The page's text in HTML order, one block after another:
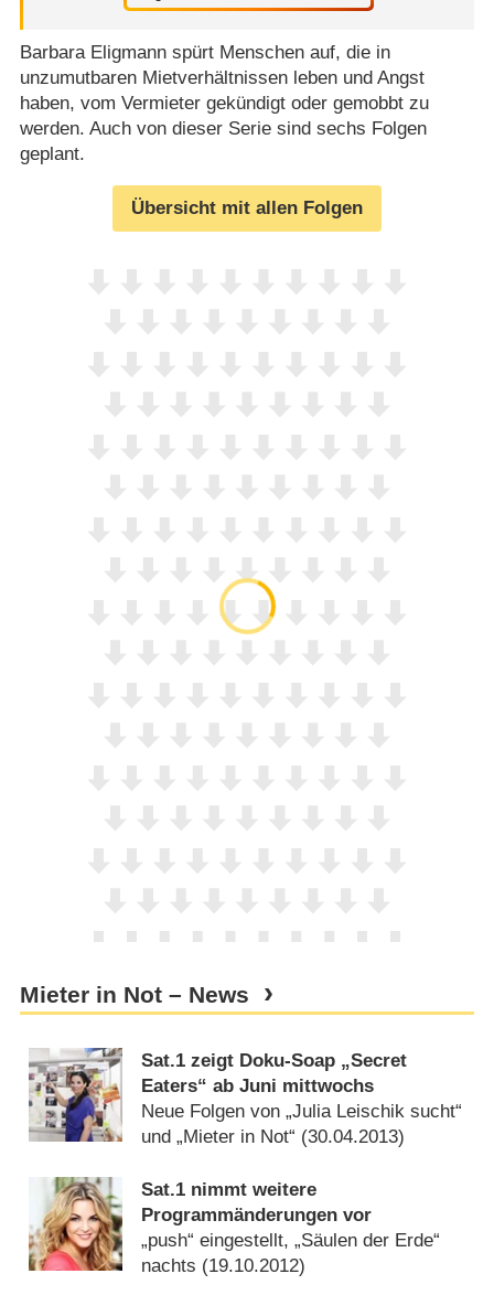
Barbara Eligmann spürt Menschen auf, die in
unzumutbaren Mietverhältnissen leben und Angst
haben, vom Vermieter gekündigt oder gemobbt zu
werden. Auch von dieser Serie sind sechs Folgen
geplant.
Übersicht mit allen Folgen
Mieter in Not – News
Sat.1 zeigt Doku-Soap „Secret
Eaters“ ab Juni mittwochs
Neue Folgen von „Julia Leischik sucht“
und „Mieter in Not“ (30.04.2013)
Sat.1 nimmt weitere
Programmänderungen vor
„push“ eingestellt, „Säulen der Erde“
nachts (19.10.2012)